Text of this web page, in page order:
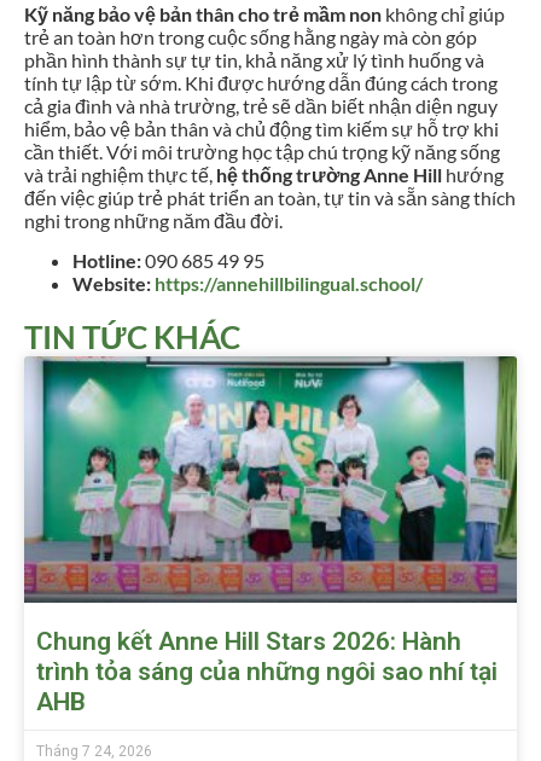
Kỹ năng bảo vệ bản thân cho trẻ mầm non không chỉ giúp
trẻ an toàn hơn trong cuộc sống hằng ngày mà còn góp
phần hình thành sự tự tin, khả năng xử lý tình huống và
tính tự lập từ sớm. Khi được hướng dẫn đúng cách trong
cả gia đình và nhà trường, trẻ sẽ dần biết nhận diện nguy
hiểm, bảo vệ bản thân và chủ động tìm kiếm sự hỗ trợ khi
cần thiết. Với môi trường học tập chú trọng kỹ năng sống
và trải nghiệm thực tế, hệ thống trường Anne Hill hướng
đến việc giúp trẻ phát triển an toàn, tự tin và sẵn sàng thích
nghi trong những năm đầu đời.
Hotline:090 685 49 95
Website: https://annehillbilingual.school/
TIN TỨC KHÁC
Chung kết Anne Hill Stars 2026: Hành
trình tỏa sáng của những ngôi sao nhí tại
AHB
Tháng 7 24, 2026